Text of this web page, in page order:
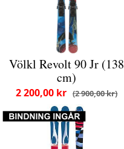
Völkl Revolt 90 Jr (138
cm)
2 900,00 kr
2 200,00 kr